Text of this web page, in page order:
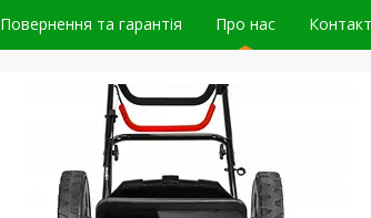
Повернення та гарантія Про нас